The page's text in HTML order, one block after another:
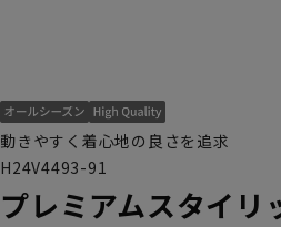
動きやすく着心地の良さを追求
H24V4493-91
プレミアムスタイリ